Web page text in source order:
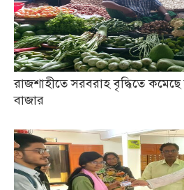
রাজশাহীতে সরবরাহ বৃদ্ধিতে
বাজার